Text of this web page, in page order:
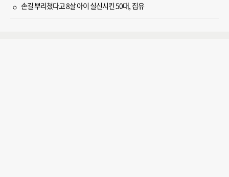
손길 뿌리쳤다고 8살 아이 실신시킨 50대, 집유